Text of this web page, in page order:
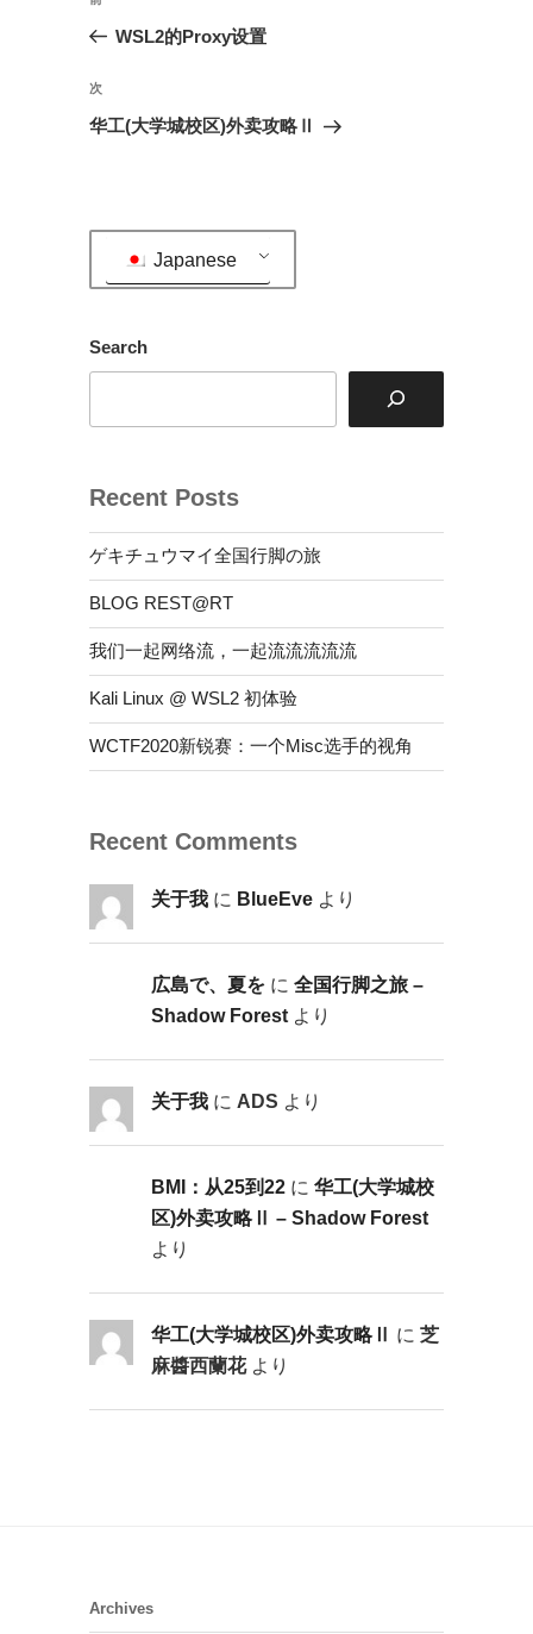
ビ
ゲ
の
稿
WSL2的Proxy设置
次
の
次
华工(大学城校区)外卖攻略Ⅱ
Japanese
Search
Recent Posts
ゲキチュウマイ全国行脚の旅
BLOG REST@RT
我们一起网络流，一起流流流流流
Kali Linux @ WSL2 初体验
WCTF2020新锐赛：一个Misc选手的视角
Recent Comments
关于我に BlueEveより
広島で、夏をに 全国行脚之旅 –
Shadow Forestより
关于我に ADS より
BMI：从25到22に 华工(大学城校
区)外卖攻略Ⅱ – Shadow Forest
より
华工(大学城校区)外卖攻略Ⅱ に 芝
麻醬西蘭花より
Archives